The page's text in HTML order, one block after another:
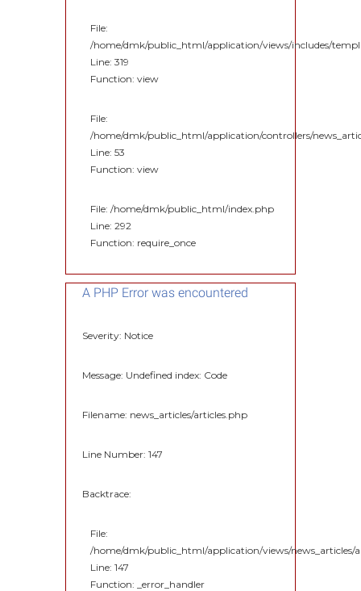
File:
/home/dmk/public_html/application/views/includes/
Line: 319
Function: view
File:
/home/dmk/public_html/application/controllers/
Line: 53
Function: view
File: /home/dmk/public_html/index.php
Line: 292
Function: require_once
A PHP Error was encountered
Severity: Notice
Message: Undefined index: Code
Filename: news_articles/articles.php
Line Number: 147
Backtrace:
File:
/home/dmk/public_html/application/views/news_articles/
Line: 147
Function: _error_handler